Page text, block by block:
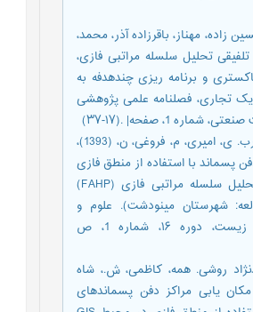
مهناز، باقرزاده آذر، محمد،
تلفیقی تحلیل سلسله مراتبی فازی،
و برنامه ریزی چندهدفه به
تجاری، فصلنامه علمی پژوهشی
1، صفحه| .(۱۷-۳۷)
- نیک زاد.‌. م‌، معرب. ی، امیری، م، فروغی، ن، (1393)،
پسماند با استفاده از منطق فازی
در GIS و مدل تحلیل سلسله مراتبی فازی (FAHP)
شهرستان مینودشت). علوم و
تکنولوژی محیط زیست، دوره ۱۶، شماره 1، ص
روشی. همه، کاظمی، ش.، شاه
(1391)، مکان یابی مراکز دفن پسماندهای